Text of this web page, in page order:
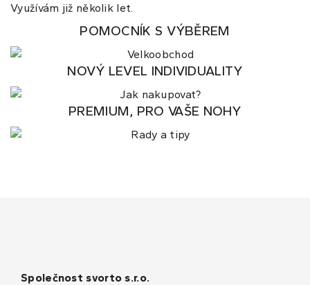
Využívám již několik let.
POMOCNÍK S VÝBĚREM
NOVÝ LEVEL INDIVIDUALITY
PREMIUM, PRO VAŠE NOHY
Společnost svorto s.r.o.